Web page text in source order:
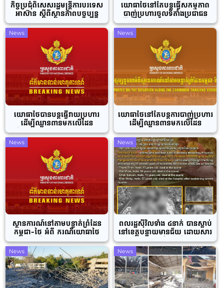
កិច្ចប្រជុំពិសេសរដ្ឋមន្ត្រីការបរទេស
អាស៊ាន ស្តីពីស្ថានភាពបច្ចុប្បន្ន
រវាងកម្ពុជា និងថៃ បានចាប់ផ្តើម
ហើយនៅទីក្រុងគូឡាឡាំពួ
យោធាថៃនៅតែបន្តធ្វើសកម្មភាព
បាញ់ប្រហារចូលទីតាំងប្រជាជន
ស៊ីវិលកម្ពុជា និងហេដ្ឋារចនាសម្ព័ន្ធ
ស៊ីវិល នៅយោធភូមិភាគទី៥ ក្នុង
ភូមិសាស្រ្ត ភូមិព្រៃចាន់ ខេត្តបន្ទាយ
មានជ័យ
News
យោធាថៃបានបន្តធ្វើវាយប្រហារ
ដើម្បីឈ្លានពានមកលើដែន
អធិបតេយ្យរបស់កម្ពុជា នៅយោធ
ភូមិភាគទី៥ ក្នុងភូមិសាស្រ្ត បឹង
ត្រកួន ឃុំគោករមៀត ស្រុកថ្មពួក
ខេត្តបន្ទាយមានជ័យ នាថ្ងៃទី២២ ខែ
ធ្នូ ឆ្នាំ២០២៥
News
យោធាថៃនៅតែបន្តការបាញ់ប្រហារ
ដើម្បីឈ្លានពានមកលើដែន
អធិបតេយ្យរបស់កម្ពុជា
នៅទិសយោធភូមិភាគទី៤
និងយោធភូមិភាគទី៥
News
ស្ថានការណ៍នៅតាមបន្ទាត់ព្រំដែន
កម្ពុជា-ថៃ អំពី ករណីយោធាថៃ
នៅតែបន្តធ្វើសកម្មភាពបាញ់ប្រហារ
ចូលទីតាំងប្រជាជនស៊ីវិលកម្ពុជា និង
ហេដ្ឋារចនាសម្ព័ន្ធស៊ីវិល
News
ពលរដ្ឋស៊ីវិលទាំង ៤នាក់ បានស្លាប់
នៅខេត្តបន្ទាយមានជ័យ ដោយសារ
អំពើឈ្លានពានដែនអធិបតេយ្យ
កម្ពុជា របស់រដ្ឋាភិបាលក្រុងបាងកក
និងពួកយោធាថៃ
News News